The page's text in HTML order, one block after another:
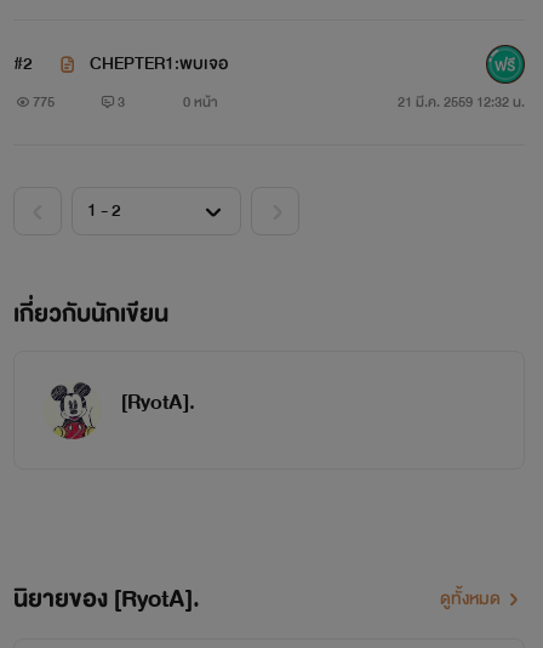
cr.กวักมินจุน
#2 CHEPTER1:พบเจอ
775 3 0 หน้า 21 มี.ค. 2559 12:32 น.
เกี่ยวกับนักเขียน
[RyotA].
นิยายของ [RyotA]. ดูทั้งหมด